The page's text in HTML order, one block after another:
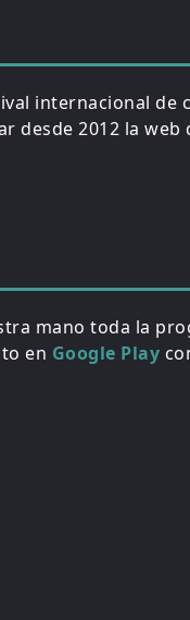
internacional de
desde 2012 la web
mano toda la
en Google Play